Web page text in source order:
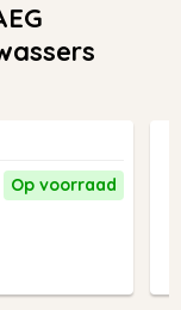
Op voorraad